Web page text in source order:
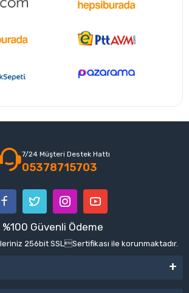
7/24 Müşteri Destek Hattı
05378715703
%100 Güvenli Ödeme
256bit SSLSertifikası ile korunmaktadır.